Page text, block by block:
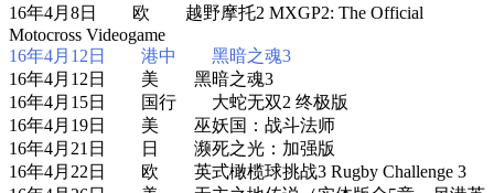
16年4月8日 欧 越野摩托2 MXGP2: The Official
Motocross Videogame
16年4月12日 港中 黑暗之魂3
16年4月12日 美 黑暗之魂3
16年4月15日 国行 大蛇无双2 终极版
16年4月19日 美 巫妖国：战斗法师
16年4月21日 日 濒死之光：加强版
16年4月22日 欧 英式橄榄球挑战3 Rugby Challenge 3